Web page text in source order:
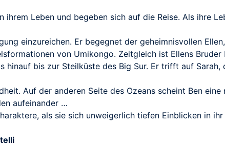
ihrem Leben und begeben sich auf die Reise. Als ihre
einzureichen. Er begegnet der geheimnisvollen
von Umikongo. Zeitgleich ist Ellens
hinauf bis zur Steilküste des Big Sur. Er trifft auf
Auf der anderen Seite des Ozeans scheint Ben
aufeinander …
als sie sich unweigerlich tiefen Einblicken in